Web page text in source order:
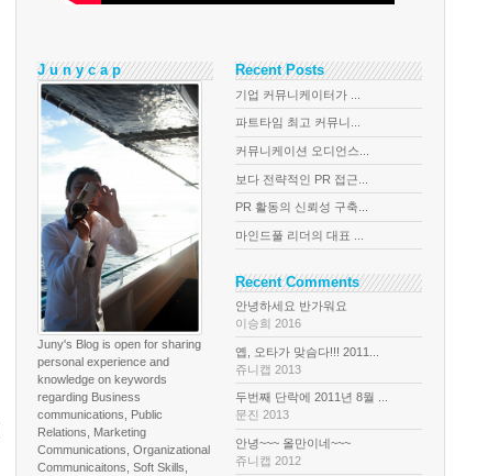
J u n y c a p
Juny's Blog is open for sharing
personal experience and
knowledge on keywords
regarding Business
communications, Public
Relations, Marketing
Communications, Organizational
Communicaitons, Soft Skills,
Recent Posts
기업 커뮤니케이터가 ...
파트타임 최고 커뮤니...
커뮤니케이션 오디언스...
보다 전략적인 PR 접근...
PR 활동의 신뢰성 구축...
마인드풀 리더의 대표 ...
Recent Comments
안녕하세요 반가워요
이승희 2016
옙, 오타가 맞슴다!!! 2011...
쥬니캡 2013
두번째 단락에 2011년 8월 ...
문진 2013
안녕~~~ 올만이네~~~
쥬니캡 2012